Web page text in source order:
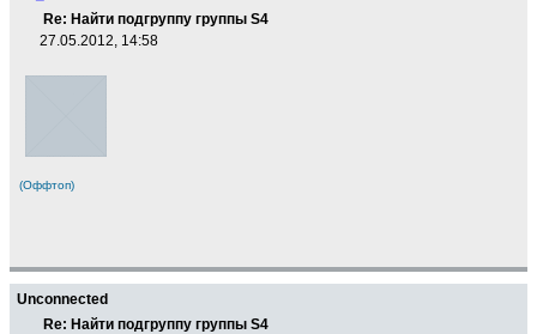
Re: Найти подгруппу группы S4
27.05.2012, 14:58
(Оффтоп)
Unconnected
Re: Найти подгруппу группы S4